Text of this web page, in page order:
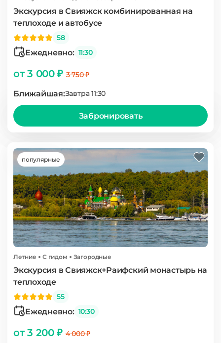
Экскурсия в Свияжск комбинированная на
теплоходе и автобусе
58
Ежедневно: 11:30
от 3 000 ₽3 750 ₽
Ближайшая:Завтра 11:30
Забронировать
популярные
Летние С гидом Загородные
Экскурсия в Свияжск+Раифский монастырь на
теплоходе
55
Ежедневно: 10:30
от 3 200 ₽4 000 ₽